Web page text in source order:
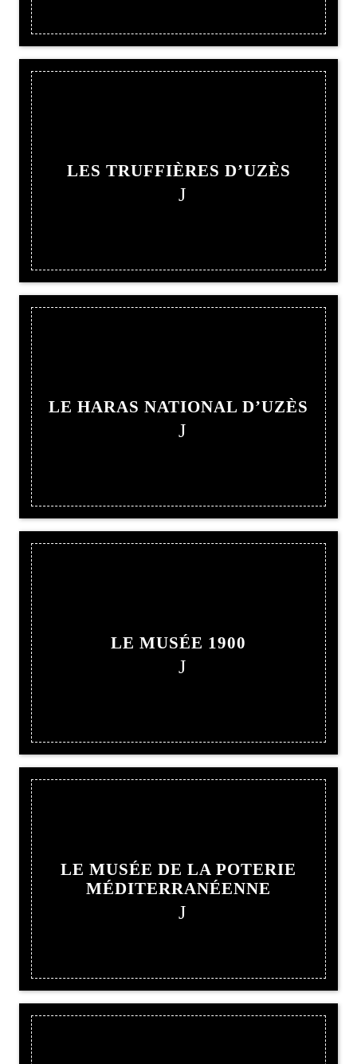
LES TRUFFIÈRES D’UZÈS
LE HARAS NATIONAL D’UZÈS
LE MUSÉE 1900
LE MUSÉE DE LA POTERIE
MÉDITERRANÉENNE